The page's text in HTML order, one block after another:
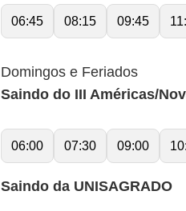
06:45 08:15 09:45
Domingos e Feriados
Saindo do III Américas/
06:00 07:30 09:00
Saindo da UNISAGRADO